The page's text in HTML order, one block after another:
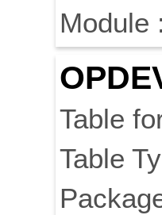
Module
Table
Table